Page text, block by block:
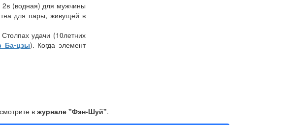
2в (водная) для мужчины
для пары, живущей в
удачи (10летних
Ба-цзы). Когда элемент
в журнале "Фэн-Шуй".